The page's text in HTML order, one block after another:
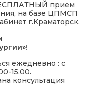
прием
на базе ЦПМСП
г.Краматорск,
ежедневно : с
15.00.
консультация